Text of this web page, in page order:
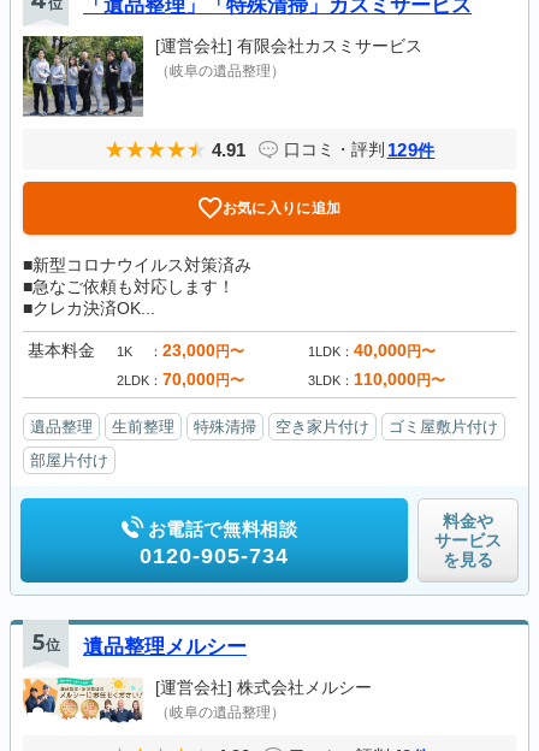
「遺品整理」「特殊清掃」カスミサービス
[運営会社] 有限会社カスミサービス
（岐阜の遺品整理）
4.91 口コミ・評判 129件
お気に入りに追加
■新型コロナウイルス対策済み
■急なご依頼も対応します！
■クレカ決済OK...
基本料金 1K 23,000円〜 1LDK 40,000円〜
2LDK 70,000円〜 3LDK 110,000円〜
遺品整理 生前整理 特殊清掃 空き家片付け
ゴミ屋敷片付け
部屋片付け
お電話で無料相談
0120-905-734
料金や
サービス
を見る
5位 遺品整理メルシー
[運営会社] 株式会社メルシー
（岐阜の遺品整理）